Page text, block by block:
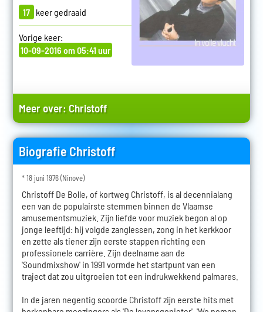
17 keer gedraaid
Vorige keer:
10-09-2016 om 05:41 uur
Meer over: Christoff
Biografie Christoff
* 18 juni 1976 (Ninove)
Christoff De Bolle, of kortweg Christoff, is al decennialang
een van de populairste stemmen binnen de Vlaamse
amusementsmuziek. Zijn liefde voor muziek begon al op
jonge leeftijd: hij volgde zanglessen, zong in het kerkkoor
en zette als tiener zijn eerste stappen richting een
professionele carrière. Zijn deelname aan de
'Soundmixshow' in 1991 vormde het startpunt van een
traject dat zou uitgroeien tot een indrukwekkend palmares.
In de jaren negentig scoorde Christoff zijn eerste hits met